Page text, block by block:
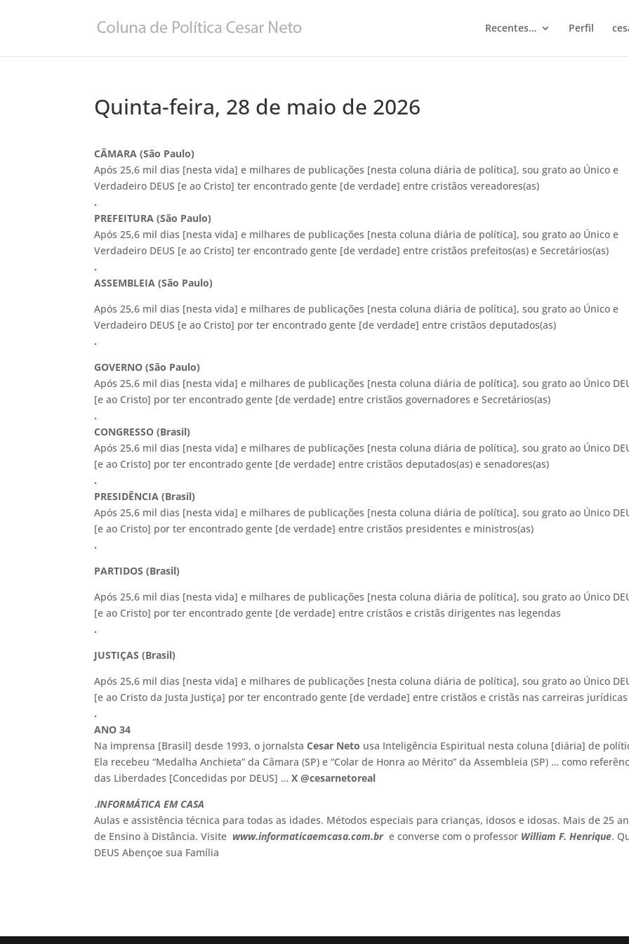
Recentes… Perfil
Quinta-feira, 28 de maio de 2026
CÂMARA (São Paulo)
Após 25,6 mil dias [nesta vida] e milhares de publicações [nesta coluna diária de política], sou grato ao Único e
Verdadeiro DEUS [e ao Cristo] ter encontrado gente [de verdade] entre cristãos vereadores(as)
.
PREFEITURA (São Paulo)
Após 25,6 mil dias [nesta vida] e milhares de publicações [nesta coluna diária de política], sou grato ao Único e
Verdadeiro DEUS [e ao Cristo] ter encontrado gente [de verdade] entre cristãos prefeitos(as) e Secretários(as)
.
ASSEMBLEIA (São Paulo)
Após 25,6 mil dias [nesta vida] e milhares de publicações [nesta coluna diária de política], sou grato ao Único e
Verdadeiro DEUS [e ao Cristo] por ter encontrado gente [de verdade] entre cristãos deputados(as)
.
GOVERNO (São Paulo)
Após 25,6 mil dias [nesta vida] e milhares de publicações [nesta coluna diária de política], sou grato ao Único
[e ao Cristo] por ter encontrado gente [de verdade] entre cristãos governadores e Secretários(as)
.
CONGRESSO (Brasil)
Após 25,6 mil dias [nesta vida] e milhares de publicações [nesta coluna diária de política], sou grato ao Único
[e ao Cristo] por ter encontrado gente [de verdade] entre cristãos deputados(as) e senadores(as)
.
PRESIDÊNCIA (Brasil)
Após 25,6 mil dias [nesta vida] e milhares de publicações [nesta coluna diária de política], sou grato ao Único
[e ao Cristo] por ter encontrado gente [de verdade] entre cristãos presidentes e ministros(as)
.
PARTIDOS (Brasil)
Após 25,6 mil dias [nesta vida] e milhares de publicações [nesta coluna diária de política], sou grato ao Único
[e ao Cristo] por ter encontrado gente [de verdade] entre cristãos e cristãs dirigentes nas legendas
.
JUSTIÇAS (Brasil)
Após 25,6 mil dias [nesta vida] e milhares de publicações [nesta coluna diária de política], sou grato ao Único
[e ao Cristo da Justa Justiça] por ter encontrado gente [de verdade] entre cristãos e cristãs nas carreiras jurídicas
.
ANO 34
Na imprensa [Brasil] desde 1993, o jornalstaCesar Neto usa Inteligência Espiritual nesta coluna [diária] de
Ela recebeu “Medalha Anchieta” da Câmara (SP) e “Colar de Honra ao Mérito” da Assembleia (SP) … como
das Liberdades [Concedidas por DEUS] …X @cesarnetoreal
.INFORMÁTICA EM CASA
Aulas e assistência técnica para todas as idades. Métodos especiais para crianças, idosos e idosas. Mais de 25
de Ensino à Distância. Visite www.informaticaemcasa.com.br e converse com o professor William F. Henrique.
DEUS Abençoe sua Família